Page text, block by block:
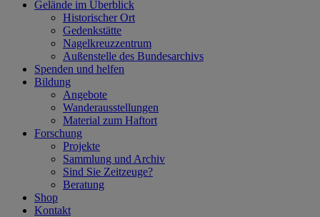
Gelände im Überblick
Historischer Ort
Gedenkstätte
Nagelkreuzzentrum
Außenstelle des Bundesarchivs
Spenden und helfen
Bildung
Angebote
Wanderausstellungen
Material zum Haftort
Forschung
Projekte
Sammlung und Archiv
Sind Sie Zeitzeuge?
Beratung
Shop
Kontakt